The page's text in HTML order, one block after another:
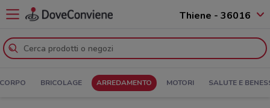
Thiene - 36016
BRICOLAGE ARREDAMENTO MOTORI SALUTE E